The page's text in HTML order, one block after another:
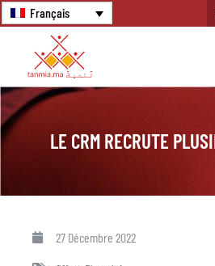
Français
LE CRM RECRUTE
27 Décembre 2022